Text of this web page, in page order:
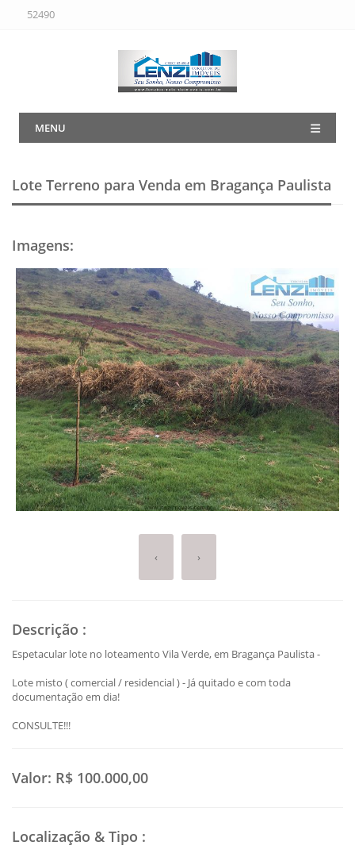
52490
MENU
Lote Terreno para Venda em Bragança Paulista
Imagens:
‹ ›
Descrição :
Espetacular lote no loteamento Vila Verde, em Bragança Paulista -
Lote misto ( comercial / residencial ) - Já quitado e com toda
documentação em dia!
CONSULTE!!!
Valor: R$ 100.000,00
Localização & Tipo :